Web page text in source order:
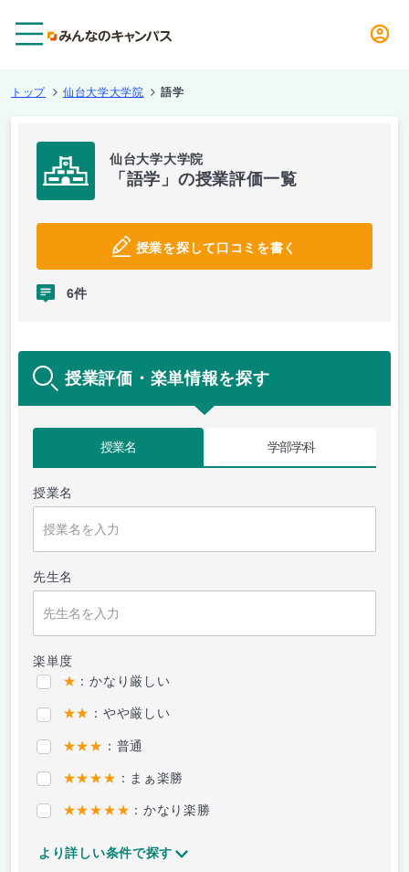
トップ 仙台大学大学院 語学
仙台大学大学院
「語学」の授業評価一覧
授業を探して口コミを書く
6件
授業評価・楽単情報を探す
授業名 学部学科
授業名
先生名
楽単度
★ ：かなり厳しい
★★ ：やや厳しい
★★★ ：普通
★★★★ ：まぁ楽勝
★★★★★ ：かなり楽勝
より詳しい条件で探す